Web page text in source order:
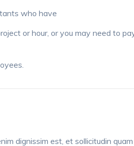
who have
or hour, or you may need to
dignissim est, et sollicitudin